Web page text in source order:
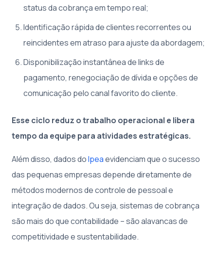
status da cobrança em tempo real;
Identificação rápida de clientes recorrentes ou
reincidentes em atraso para ajuste da abordagem;
Disponibilização instantânea de links de
pagamento, renegociação de dívida e opções de
comunicação pelo canal favorito do cliente.
Esse ciclo reduz o trabalho operacional e libera
tempo da equipe para atividades estratégicas.
Além disso, dados doIpeaevidenciam que o sucesso
das pequenas empresas depende diretamente de
métodos modernos de controle de pessoal e
integração de dados. Ou seja, sistemas de cobrança
são mais do que contabilidade – são alavancas de
competitividade e sustentabilidade.